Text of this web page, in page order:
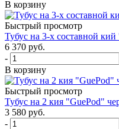
В корзину
Быстрый просмотр
Тубус на 3-х составной
6 370 руб.
-
В корзину
Быстрый просмотр
Тубус на 2 кия "GuePod"
3 580 руб.
-